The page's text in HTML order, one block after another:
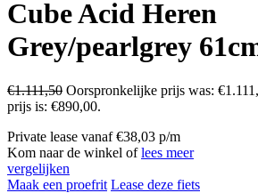
Cube Acid Heren
Grey/pearlgrey
€1.111,50 Oorspronkelijke prijs was:
prijs is: €890,00.
Private lease vanaf €38,03 p/m
Kom naar de winkel oflees meer
vergelijken
Maak een proefrit Lease deze fiets